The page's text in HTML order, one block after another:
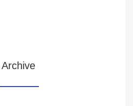
Archive